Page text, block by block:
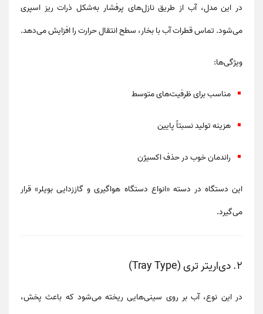
در این مدل، آب از طریق نازل‌های پرفشار به‌شکل ذرات ریز اسپری
می‌شود. تماس قطرات آب با بخار، سطح انتقال حرارت را افزایش می‌دهد.
ویژگی‌ها:
مناسب برای ظرفیت‌های متوسط
هزینه تولید نسبتاً پایین
راندمان خوب در حذف اکسیژن
این دستگاه در دسته«انواع دستگاه هواگیری و گاززدایی بویلر»قرار
می‌گیرد.
۲. دی‌اریتر تری (Tray Type)
در این نوع، آب بر روی سینی‌هایی ریخته می‌شود که باعث پخش،